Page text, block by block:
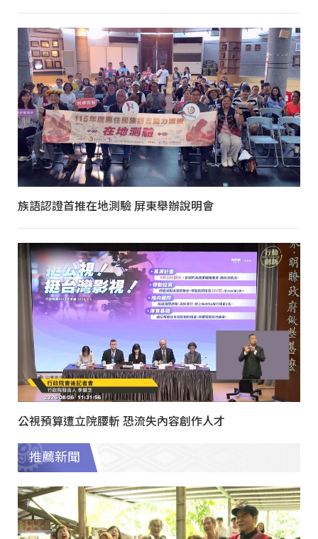
族語認證首推在地測驗 屏東舉辦說明會
公視預算遭立院腰斬 恐流失內容創作人才
推薦新聞